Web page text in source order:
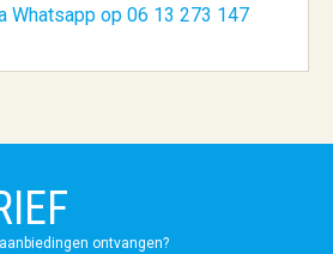
Whatsapp op 06 13 273 147
ontvangen?